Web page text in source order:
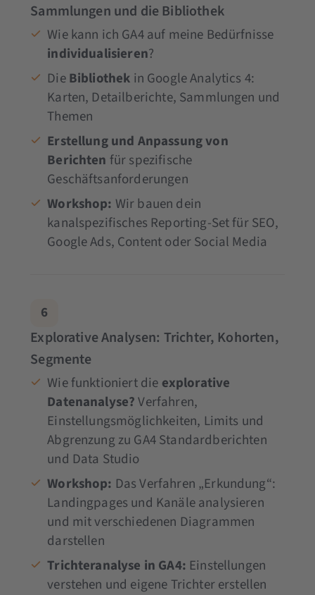
Sammlungen und die Bibliothek
Wie kann ich GA4 auf meine Bedürfnisse
individualisieren?
DieBibliothek in Google Analytics 4:
Karten, Detailberichte, Sammlungen und
Themen
Erstellung und Anpassung von
Berichten für spezifische
Geschäftsanforderungen
Workshop: Wir bauen dein
kanalspezifisches Reporting-Set für SEO,
Google Ads, Content oder Social Media
6
Explorative Analysen: Trichter, Kohorten,
Segmente
Wie funktioniert die explorative
Datenanalyse?Verfahren,
Einstellungsmöglichkeiten, Limits und
Abgrenzung zu GA4 Standardberichten
und Data Studio
Workshop: Das Verfahren „Erkundung“:
Landingpages und Kanäle analysieren
und mit verschiedenen Diagrammen
darstellen
Trichteranalyse in GA4: Einstellungen
verstehen und eigene Trichter erstellen